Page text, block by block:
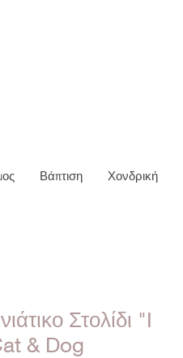
Βάπτιση Χονδρική
Στολίδι "I
& Dog